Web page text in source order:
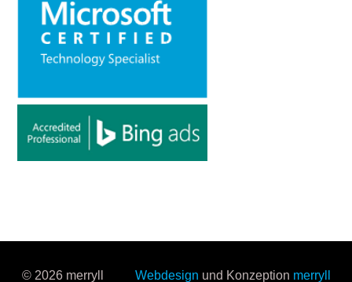
© 2026 merryll Webdesign und Konzeption merryll